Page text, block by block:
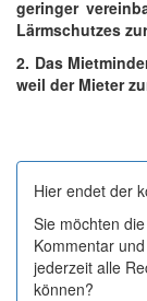
geringer
Lärmschutzes
2. Das
weil der Mieter
Hier endet der
Sie möchten
Kommentar
jederzeit alle
können?